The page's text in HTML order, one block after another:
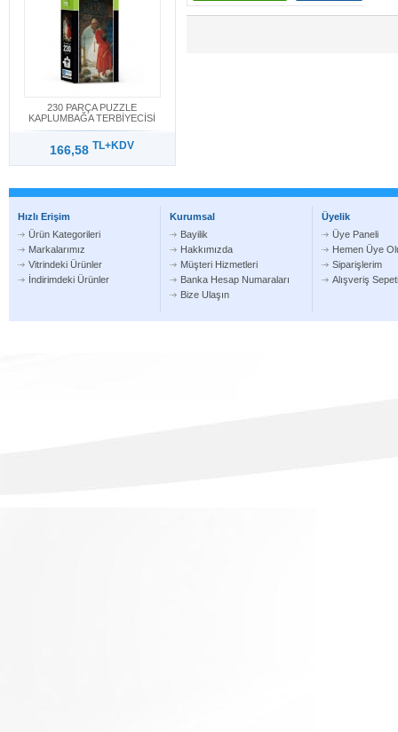
230 PARÇA PUZZLE
KAPLUMBAĞA TERBİYECİSİ
166,58 TL+KDV
Hızlı Erişim
Ürün Kategorileri
Markalarımız
Vitrindeki Ürünler
İndirimdeki Ürünler
Kurumsal
Bayilik
Hakkımızda
Müşteri Hizmetleri
Banka Hesap Numaraları
Bize Ulaşın
Üyelik
Üye Paneli
Hemen Üye
Siparişlerim
Alışveriş